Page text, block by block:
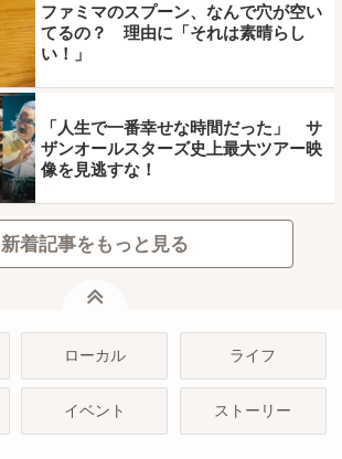
ファミマのスプーン、なんで穴が空い
てるの？ 理由に「それは素晴らし
い！」
「人生で一番幸せな時間だった」 サ
ザンオールスターズ史上最大ツアー映
像を見逃すな！
新着記事をもっと見る
ローカル ライフ
イベント ストーリー